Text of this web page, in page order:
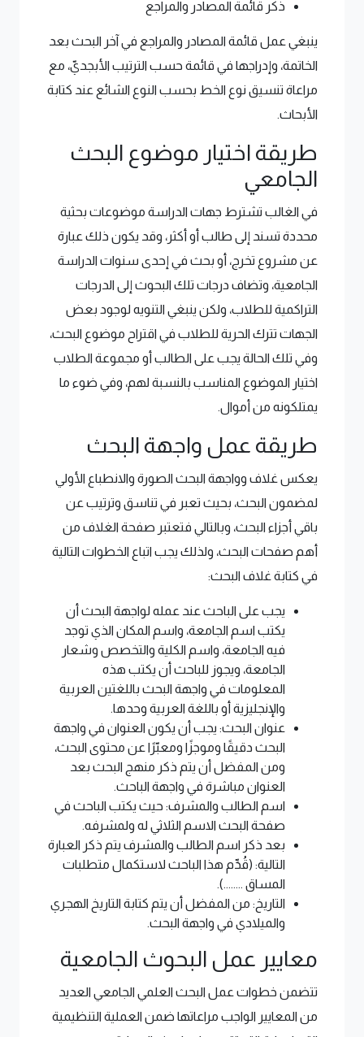
ذكر قائمة المصادر والمراجع
ينبغي عمل قائمة المصادر والمراجع في آخر البحث بعد
الخاتمة، وإدراجها في قائمة حسب الترتيب الأبجديّ، مع
مراعاة تنسيق نوع الخط بحسب النوع الشائع عند كتابة
الأبحاث.
طريقة اختيار موضوع البحث
الجامعي
في الغالب تشترط جهات الدراسة موضوعات بحثية
محددة تسند إلى طالب أو أكثر، وقد يكون ذلك عبارة
عن مشروع تخرج، أو بحث في إحدى سنوات الدراسة
الجامعية، وتضاف درجات تلك البحوث إلى الدرجات
التراكمية للطلاب، ولكن ينبغي التنويه لوجود بعض
الجهات تترك الحرية للطلاب في اقتراح موضوع البحث،
وفي تلك الحالة يجب على الطالب أو مجموعة الطلاب
اختيار الموضوع المناسب بالنسبة لهم، وفي ضوء ما
يمتلكونه من أموال.
طريقة عمل واجهة البحث
يعكس غلاف وواجهة البحث الصورة والانطباع الأولي
لمضمون البحث، بحيث تعبر في تناسق وترتيب عن
باقي أجزاء البحث، وبالتالي فتعتبر صفحة الغلاف من
أهم صفحات البحث، ولذلك يجب اتباع الخطوات التالية
في كتابة غلاف البحث:
يجب على الباحث عند عمله لواجهة البحث أن
يكتب اسم الجامعة، واسم المكان الذي توجد
فيه الجامعة، واسم الكلية والتخصص وشعار
الجامعة، ويجوز للباحث أن يكتب هذه
المعلومات في واجهة البحث باللغتين العربية
والإنجليزية أو باللغة العربية وحدها.
عنوان البحث: يجب أن يكون العنوان في واجهة
البحث دقيقًا وموجزًا ومعبّرًا عن محتوى البحث،
ومن المفضل أن يتم ذكر منهج البحث بعد
العنوان مباشرة في واجهة الباحث.
اسم الطالب والمشرف: حيث يكتب الباحث في
صفحة البحث الاسم الثلاثي له ولمشرفه.
بعد ذكر اسم الطالب والمشرف يتم ذكر العبارة
التالية: (قُدِّم هذا الباحث لاستكمال متطلبات
المساق ........).
التاريخ: من المفضل أن يتم كتابة التاريخ الهجري
والميلادي في واجهة البحث.
معايير عمل البحوث الجامعية
تتضمن خطوات عمل البحث العلمي الجامعي العديد
من المعايير الواجب مراعاتها ضمن العملية التنظيمية